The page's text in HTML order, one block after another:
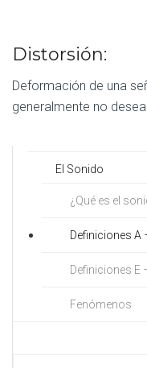
Distorsión:
Deformación de una
generalmente no
El Sonido
¿Qué es el
Definiciones A
Definiciones E
Fenómenos